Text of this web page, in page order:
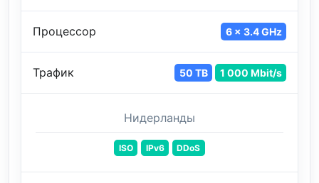
Процессор 6 x 3.4 GHz
Трафик 50 TB 1 000 Mbit/s
Нидерланды
ISO IPv6 DDoS